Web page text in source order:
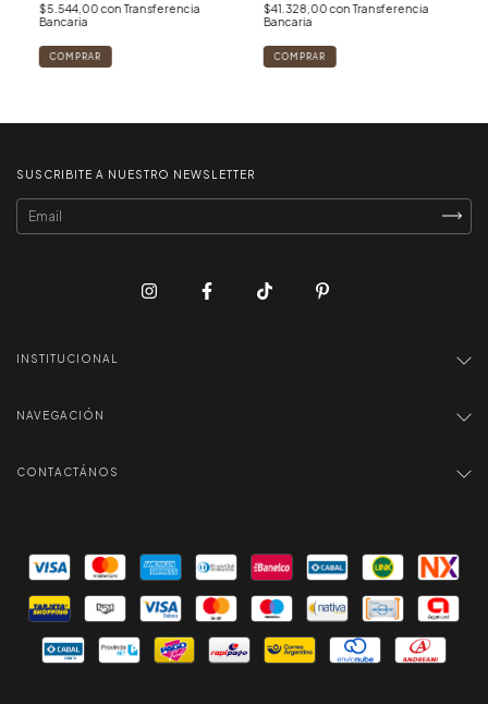
$5.544,00con Transferencia
Bancaria
COMPRAR
$41.328,00con Transferencia
Bancaria
COMPRAR
SUSCRIBITE A NUESTRO NEWSLETTER
INSTITUCIONAL
NAVEGACIÓN
CONTACTÁNOS